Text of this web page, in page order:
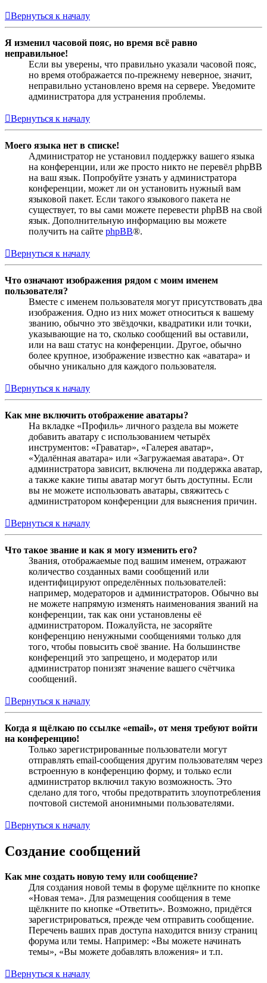
Вернуться к началу
Я изменил часовой пояс, но время всё равно
неправильное!
Если вы уверены, что правильно указали часовой пояс,
но время отображается по-прежнему неверное, значит,
неправильно установлено время на сервере. Уведомите
администратора для устранения проблемы.
Вернуться к началу
Моего языка нет в списке!
Администратор не установил поддержку вашего языка
на конференции, или же просто никто не перевёл phpBB
на ваш язык. Попробуйте узнать у администратора
конференции, может ли он установить нужный вам
языковой пакет. Если такого языкового пакета не
существует, то вы сами можете перевести phpBB на свой
язык. Дополнительную информацию вы можете
получить на сайте phpBB®.
Вернуться к началу
Что означают изображения рядом с моим именем
пользователя?
Вместе с именем пользователя могут присутствовать два
изображения. Одно из них может относиться к вашему
званию, обычно это звёздочки, квадратики или точки,
указывающие на то, сколько сообщений вы оставили,
или на ваш статус на конференции. Другое, обычно
более крупное, изображение известно как «аватара» и
обычно уникально для каждого пользователя.
Вернуться к началу
Как мне включить отображение аватары?
На вкладке «Профиль» личного раздела вы можете
добавить аватару с использованием четырёх
инструментов: «Граватар», «Галерея аватар»,
«Удалённая аватара» или «Загружаемая аватара». От
администратора зависит, включена ли поддержка аватар,
а также какие типы аватар могут быть доступны. Если
вы не можете использовать аватары, свяжитесь с
администратором конференции для выяснения причин.
Вернуться к началу
Что такое звание и как я могу изменить его?
Звания, отображаемые под вашим именем, отражают
количество созданных вами сообщений или
идентифицируют определённых пользователей:
например, модераторов и администраторов. Обычно вы
не можете напрямую изменять наименования званий на
конференции, так как они установлены её
администратором. Пожалуйста, не засоряйте
конференцию ненужными сообщениями только для
того, чтобы повысить своё звание. На большинстве
конференций это запрещено, и модератор или
администратор понизят значение вашего счётчика
сообщений.
Вернуться к началу
Когда я щёлкаю по ссылке «email», от меня требуют войти
на конференцию!
Только зарегистрированные пользователи могут
отправлять email-сообщения другим пользователям через
встроенную в конференцию форму, и только если
администратор включил такую возможность. Это
сделано для того, чтобы предотвратить злоупотребления
почтовой системой анонимными пользователями.
Вернуться к началу
Создание сообщений
Как мне создать новую тему или сообщение?
Для создания новой темы в форуме щёлкните по кнопке
«Новая тема». Для размещения сообщения в теме
щёлкните по кнопке «Ответить». Возможно, придётся
зарегистрироваться, прежде чем отправить сообщение.
Перечень ваших прав доступа находится внизу страниц
форума или темы. Например: «Вы можете начинать
темы», «Вы можете добавлять вложения» и т.п.
Вернуться к началу